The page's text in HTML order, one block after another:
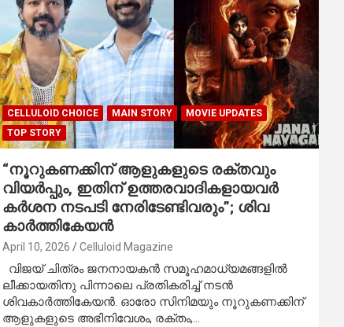
CELLULOID CHOICE MAIN STORY
MOVIE UPDATES
TOP STORY
“നൂറുകണക്കിന് ആളുകളുടെ രക്തവും
വിയർപ്പും, ഇതിന് ഉത്തരവാദികളായവർ
കർശന നടപടി നേരിടേണ്ടിവരും”; ശിവ
കാർത്തികേയൻ
April 10, 2026 Celluloid Magazine
വിജയ് ചിത്രം ജനനായകൻ സമൂഹമാധ്യമങ്ങളിൽ
ലീക്കായതിനു പിന്നാലെ പ്രതികരിച്ച് നടൻ
ശിവകാർത്തികേയൻ. ഓരോ സിനിമയും നൂറുകണക്കിന്
ആളുകളുടെ അഭിനിവേശം, രക്തം,…